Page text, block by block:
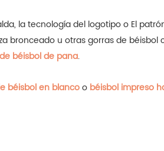
la tecnología del logotipo o El
bronceado u otras gorras de béisbol
béisbol de pana.
béisbol en blancoo béisbol impreso